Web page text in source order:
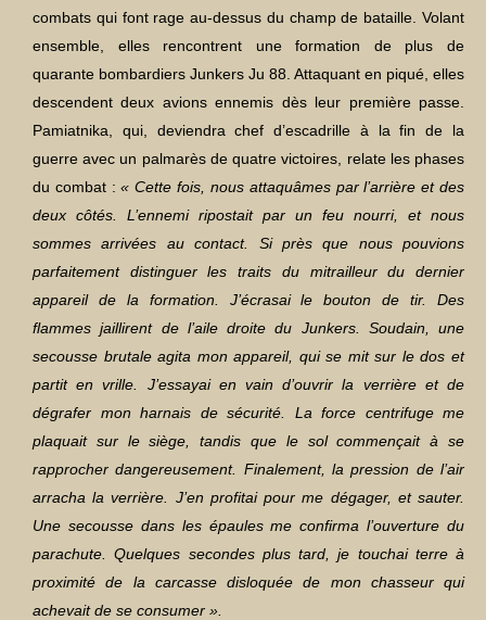
combats qui font rage au-dessus du champ de bataille. Volant
ensemble, elles rencontrent une formation de plus de
quarante bombardiers Junkers Ju 88. Attaquant en piqué, elles
descendent deux avions ennemis dès leur première passe.
Pamiatnika, qui, deviendra chef d’escadrille à la fin de la
guerre avec un palmarès de quatre victoires, relate les phases
du combat :« Cette fois, nous attaquâmes par l’arrière et des
deux côtés. L’ennemi ripostait par un feu nourri, et nous
sommes arrivées au contact. Si près que nous pouvions
parfaitement distinguer les traits du mitrailleur du dernier
appareil de la formation. J’écrasai le bouton de tir. Des
flammes jaillirent de l’aile droite du Junkers. Soudain, une
secousse brutale agita mon appareil, qui se mit sur le dos et
partit en vrille. J’essayai en vain d’ouvrir la verrière et de
dégrafer mon harnais de sécurité. La force centrifuge me
plaquait sur le siège, tandis que le sol commençait à se
rapprocher dangereusement. Finalement, la pression de l’air
arracha la verrière. J’en profitai pour me dégager, et sauter.
Une secousse dans les épaules me confirma l’ouverture du
parachute. Quelques secondes plus tard, je touchai terre à
proximité de la carcasse disloquée de mon chasseur qui
achevait de se consumer ».